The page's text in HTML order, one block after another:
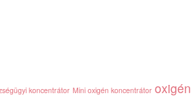
koncentrátor Mini oxigén koncentrátor oxigén